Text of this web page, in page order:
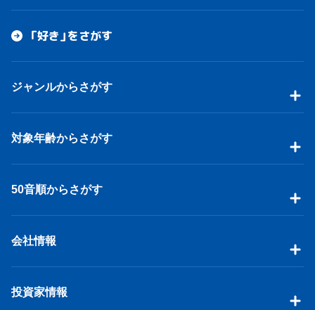
「好き」をさがす
ジャンルからさがす
対象年齢からさがす
50音順からさがす
会社情報
投資家情報